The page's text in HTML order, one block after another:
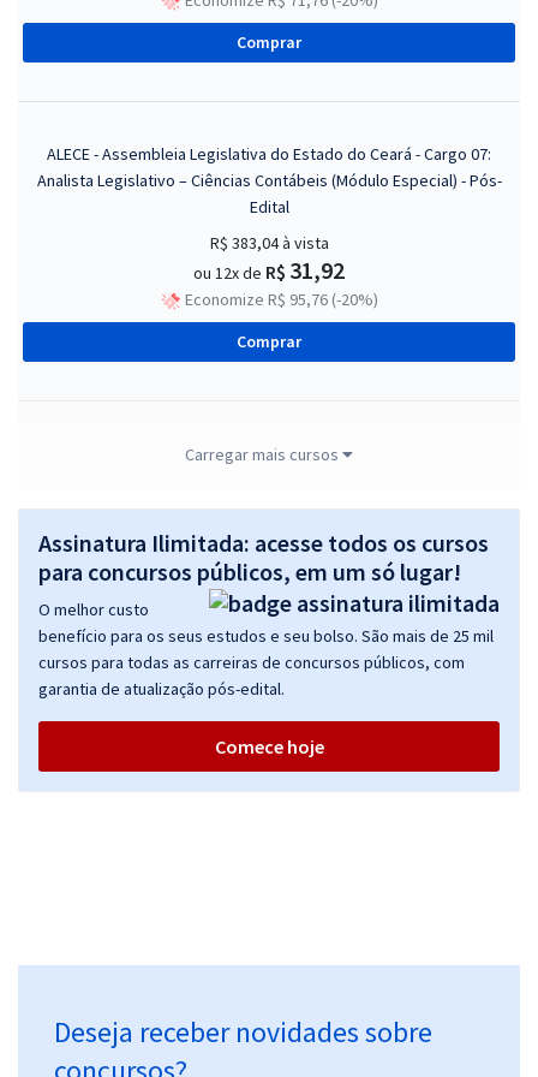
Comprar
ALECE - Assembleia Legislativa do Estado do Ceará - Cargo 07:
Analista Legislativo – Ciências Contábeis (Módulo Especial) - Pós-
Edital
R$ 383,04à vista
ou 12x de R$ 31,92
Economize R$ 95,76 (-20%)
Comprar
ALECE - Assembleia Legislativa do Estado do Ceará - Cargo 09:
Especial) - Pós-Edital
R$ 383,04à vista
ou 12x deR$ 31,92
Economize R$ 95,76 (-20%)
Comprar
ALECE - Assembleia Legislativa do Estado do Ceará - Analista
Legislativo - Direito (Pós-Edital)
ALECE - Assembleia Legislativa do Estado do Ceará - Cargo 19 -
Analista Legislativo: Gestão e Desenvolvimento de Pessoas (Pós-
Carregar mais cursos
Assinatura Ilimitada: acesse todos os cursos
para concursos públicos, em um só lugar!
O melhor custo
benefício para os seus estudos e seu bolso. São mais de 25 mil
cursos para todas as carreiras de concursos públicos, com
garantia de atualização pós-edital.
Comece hoje
Deseja receber novidades sobre